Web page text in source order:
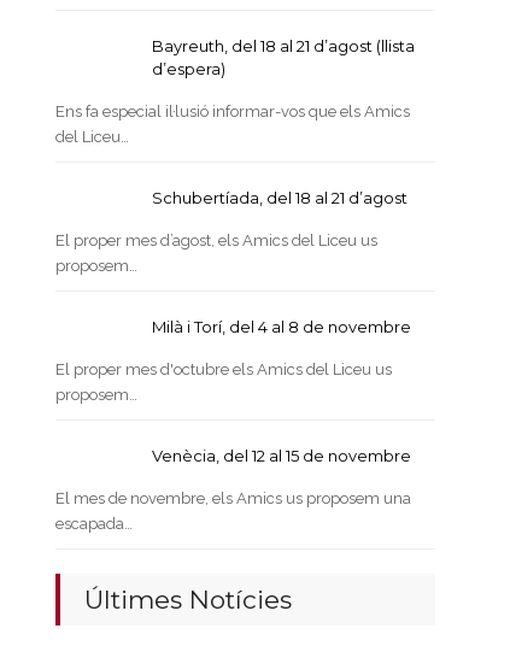
Bayreuth, del 18 al 21 d’agost (llista
d’espera)
Ens fa especial il·lusió informar-vos que els Amics
del Liceu…
Schubertíada, del 18 al 21 d’agost
El proper mes d’agost, els Amics del Liceu us
proposem…
Milà i Torí, del 4 al 8 de novembre
El proper mes d'octubre els Amics del Liceu us
proposem…
Venècia, del 12 al 15 de novembre
El mes de novembre, els Amics us proposem una
escapada…
Últimes Notícies